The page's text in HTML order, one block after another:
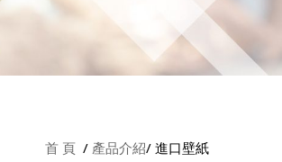
首 頁 產品介紹 進口壁紙